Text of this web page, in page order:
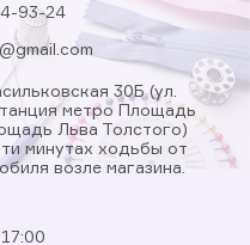
93-24
30Б (ул.
метро Площадь
Льва Толстого)
минутах ходьбы от
возле магазина.